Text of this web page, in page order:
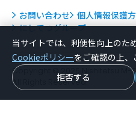
お問い合わせ 個人情報保護
にしてつグループ
Copyright © 2026 Nishitetsu M-
All Rights Reserved.
当サイトでは、利便性向上のた
Cookieポリシーをご確認の上、
拒否する